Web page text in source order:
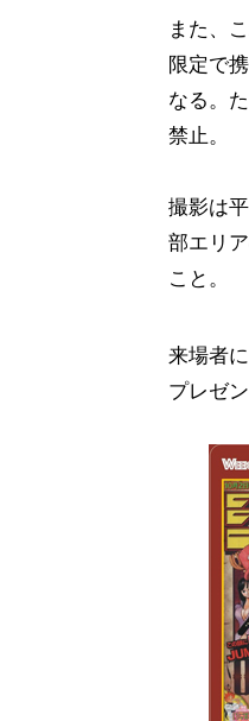
また、
限定で
なる。
禁止。
撮影は
部エリ
こと。
来場者
プレゼ